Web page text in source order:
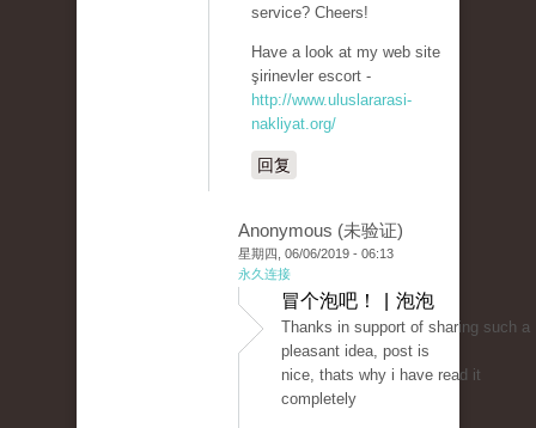
service? Cheers!
Have a look at my web site
şirinevler escort -
http://www.uluslararasi-
nakliyat.org/
回复
Anonymous (未验证)
星期四, 06/06/2019 - 06:13
永久连接
冒个泡吧！ | 泡泡
Thanks in support of sharing such a
pleasant idea, post is
nice, thats why i have read it
completely